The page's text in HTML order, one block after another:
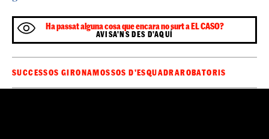
Ha passat alguna cosa que encara no surt a EL CASO?
AVISA'NS DES D'AQUÍ
SUCCESSOS GIRONAMOSSOS D'ESQUADRAROBATORIS